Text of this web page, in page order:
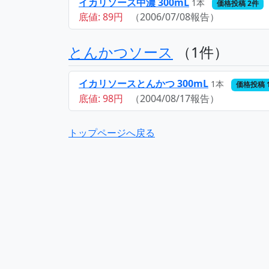
1本 価格投稿 2件
底値: 89円 （2006/07/08報告）
とんかつソース （1件）
イカリソースとんかつ 300mL 1本 価格投稿
底値: 98円 （2004/08/17報告）
トップページへ戻る